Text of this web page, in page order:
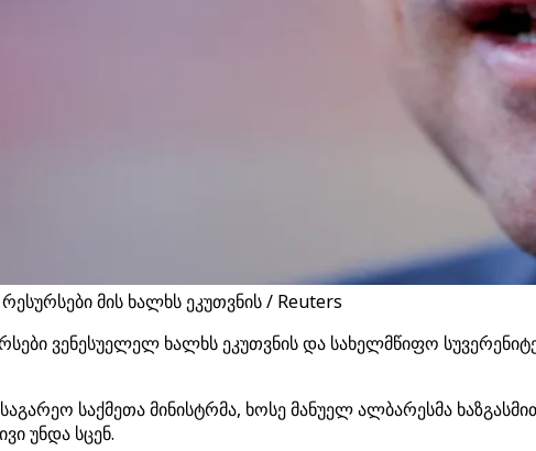
მის ხალხს ეკუთვნის / Reuters
ვენესუელელ ხალხს ეკუთვნის და სახელმწიფო
საქმეთა მინისტრმა, ხოსე მანუელ ალბარესმა
უნდა სცენ.